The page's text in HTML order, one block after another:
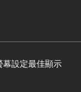
設定最佳顯示